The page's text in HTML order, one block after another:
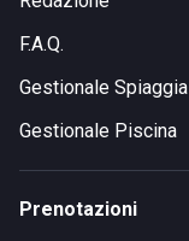
F.A.Q.
Gestionale Spiaggia
Gestionale Piscina
Prenotazioni